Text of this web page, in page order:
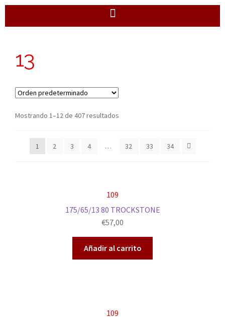
13
Mostrando 1–12 de 407 resultados
1 2 3 4 … 32 33 34
109
175/65/13 80 TROCKSTONE
€57,00
Añadir al carrito
109